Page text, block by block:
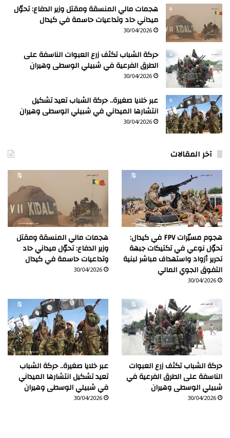
هجمات مالي المنسقة ومقتل وزير الدفاع: تحوّل
ميداني حاد وتداعيات حاسمة في كيدال
30/04/2026
حركة الشباب تكثف زرع العبوات الناسفة على
الطرق الفرعية في شبيلي الوسطى وهيران
30/04/2026
عبر خلايا صغيرة.. حركة الشباب تعيد تشكيل
انتشارها الميداني في شبيلي الوسطى وهيران
30/04/2026
آخر المقالات
هجوم مسيّرات FPV في كيدال:
تحوّل نوعي في تكتيكات جبهة
تحرير أزواد واستهداف مباشر لبنية
التفوق الجوي المالي
30/04/2026
هجمات مالي المنسقة ومقتل
وزير الدفاع: تحوّل ميداني حاد
وتداعيات حاسمة في كيدال
30/04/2026
حركة الشباب تكثف زرع العبوات
الناسفة على الطرق الفرعية في
شبيلي الوسطى وهيران
30/04/2026
عبر خلايا صغيرة.. حركة الشباب
تعيد تشكيل انتشارها الميداني
في شبيلي الوسطى وهيران
30/04/2026